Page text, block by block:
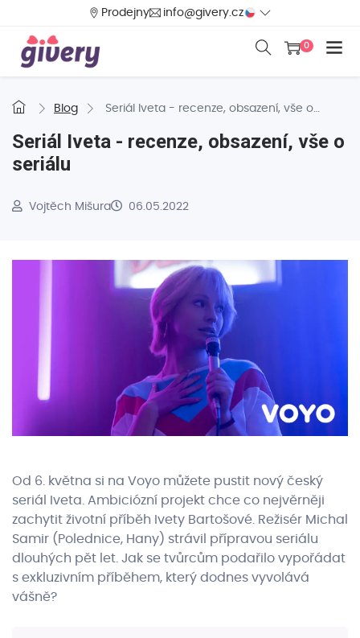
Prodejny info@givery.cz
0
Blog
Seriál Iveta - recenze, obsazení, vše o
Seriál Iveta - recenze, obsazení, vše o
seriálu
Vojtěch Mišura 06.05.2022
Od 6. května si na Voyo můžete pustit nový český
seriál Iveta. Ambiciózní projekt chce co nejvěrněji
zachytit životní příběh Ivety Bartošové. Režisér Michal
Samir (Polednice, Hany) strávil přípravou seriálu
dlouhých pět let. Jak se tvůrcům podařilo vypořádat
s exkluzivním příběhem, který dodnes vyvolává
vášně?